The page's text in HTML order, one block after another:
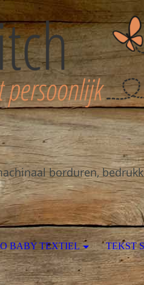
borduren,
BABY TEXTIEL TEKST